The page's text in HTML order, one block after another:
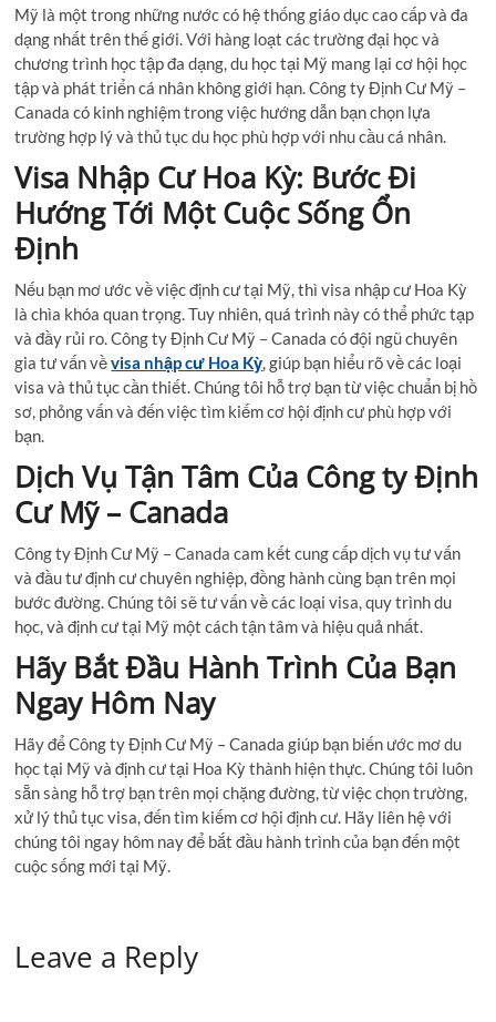
Mỹ là một trong những nước có hệ thống giáo dục cao cấp và đa
dạng nhất trên thế giới. Với hàng loạt các trường đại học và
chương trình học tập đa dạng, du học tại Mỹ mang lại cơ hội học
tập và phát triển cá nhân không giới hạn. Công ty Định Cư Mỹ –
Canada có kinh nghiệm trong việc hướng dẫn bạn chọn lựa
trường hợp lý và thủ tục du học phù hợp với nhu cầu cá nhân.
Visa Nhập Cư Hoa Kỳ: Bước Đi
Hướng Tới Một Cuộc Sống Ổn
Định
Nếu bạn mơ ước về việc định cư tại Mỹ, thì visa nhập cư Hoa Kỳ
là chìa khóa quan trọng. Tuy nhiên, quá trình này có thể phức tạp
và đầy rủi ro. Công ty Định Cư Mỹ – Canada có đội ngũ chuyên
gia tư vấn vềvisa nhập cư Hoa Kỳ, giúp bạn hiểu rõ về các loại
visa và thủ tục cần thiết. Chúng tôi hỗ trợ bạn từ việc chuẩn bị hồ
sơ, phỏng vấn và đến việc tìm kiếm cơ hội định cư phù hợp với
bạn.
Dịch Vụ Tận Tâm Của Công ty Định
Cư Mỹ – Canada
Công ty Định Cư Mỹ – Canada cam kết cung cấp dịch vụ tư vấn
và đầu tư định cư chuyên nghiệp, đồng hành cùng bạn trên mọi
bước đường. Chúng tôi sẽ tư vấn về các loại visa, quy trình du
học, và định cư tại Mỹ một cách tận tâm và hiệu quả nhất.
Hãy Bắt Đầu Hành Trình Của Bạn
Ngay Hôm Nay
Hãy để Công ty Định Cư Mỹ – Canada giúp bạn biến ước mơ du
học tại Mỹ và định cư tại Hoa Kỳ thành hiện thực. Chúng tôi luôn
sẵn sàng hỗ trợ bạn trên mọi chặng đường, từ việc chọn trường,
xử lý thủ tục visa, đến tìm kiếm cơ hội định cư. Hãy liên hệ với
chúng tôi ngay hôm nay để bắt đầu hành trình của bạn đến một
cuộc sống mới tại Mỹ.
Leave a Reply